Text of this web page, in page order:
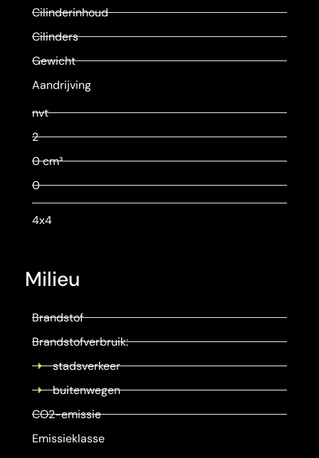
Cilinderinhoud
Cilinders
Gewicht
Aandrijving
nvt
2
0 cm³
0
4x4
Milieu
Brandstof
Brandstofverbruik:
stadsverkeer
buitenwegen
CO2-emissie
Emissieklasse